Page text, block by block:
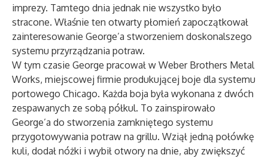
imprezy. Tamtego dnia jednak nie wszystko było
stracone. Właśnie ten otwarty płomień zapoczątkował
zainteresowanie George’a stworzeniem doskonalszego
systemu przyrządzania potraw.
W tym czasie George pracował w Weber Brothers Metal
Works, miejscowej firmie produkującej boje dla systemu
portowego Chicago. Każda boja była wykonana z dwóch
zespawanych ze sobą półkul. To zainspirowało
George’a do stworzenia zamkniętego systemu
przygotowywania potraw na grillu. Wziął jedną połówkę
kuli, dodał nóżki i wybił otwory na dnie, aby zwiększyć